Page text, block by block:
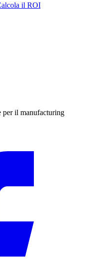
il ROI
per il manufacturing